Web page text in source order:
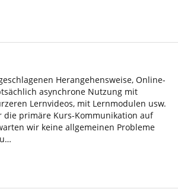
Herangehensweise, Online-
asynchrone Nutzung mit
Lernvideos, mit Lernmodulen usw.
primäre Kurs-Kommunikation auf
wir keine allgemeinen Probleme